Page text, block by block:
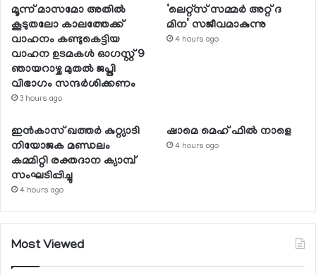
മൂന്ന് മാസമോ അതില്‍
കൂടുതലോ കാലത്തേക്ക്
വാഹനം കണ്ടുകെട്ടിയ
വാഹന ഉടമകള്‍ ഓഗസ്റ്റ് 9
ഞായറാഴ്ച മുതല്‍ ജപ്തി
വിഭാഗം സന്ദര്‍ശിക്കണം
3 hours ago
‘ലെറ്റ്‌സ് സമ്മര്‍ അറ്റ് ദ
മിന’ സജീവമാകുന്നു
4 hours ago
ഇന്‍കാസ് ഖത്തര്‍ കുറ്റ്യാടി
നിയോജക മണ്ഡലം
കമ്മിറ്റി രക്തദാന ക്യാമ്പ്
സംഘടിപ്പിച്ചു
4 hours ago
ഷാമെ മെഹ് ഫില്‍ നാളെ
4 hours ago
Most Viewed